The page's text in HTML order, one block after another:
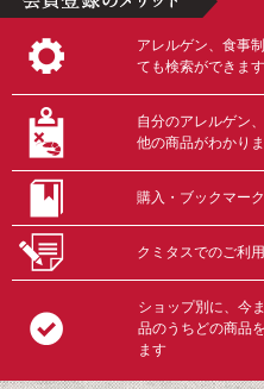
アレルゲン、食事
ても検索ができます
自分のアレルゲン
他の商品がわかり
購入・ブックマー
クミタスでのご利
ショップ別に、今
品のうちどの商品
ます